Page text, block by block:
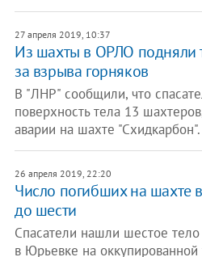
27 апреля 2019, 10:37
Из шахты в ОРЛО подняли
за взрыва горняков
В "ЛНР" сообщили, что
поверхность тела 13
аварии на шахте
26 апреля 2019, 22:20
Число погибших на шахте
до шести
Спасатели нашли шестое
в Юрьевке на оккупированной